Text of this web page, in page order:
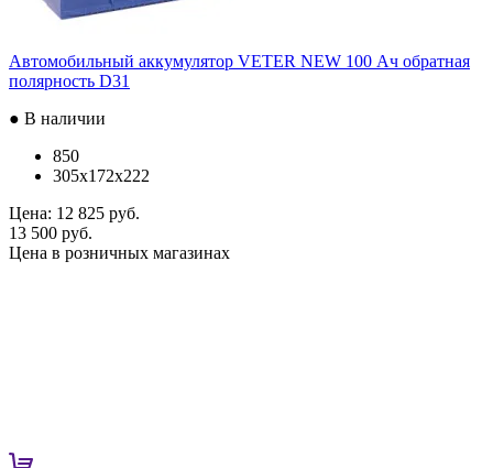
Автомобильный аккумулятор VETER NEW 100 Ач обратная
полярность D31
● В наличии
850
305x172x222
Цена: 12 825 руб.
13 500 руб.
Цена в розничных магазинах